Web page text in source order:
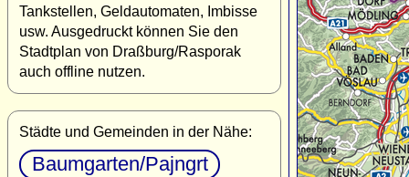
Tankstellen, Geldautomaten, Imbisse
usw. Ausgedruckt können Sie den
Stadtplan von Draßburg/Rasporak
auch offline nutzen.
Städte und Gemeinden in der Nähe:
Baumgarten/Pajngrt